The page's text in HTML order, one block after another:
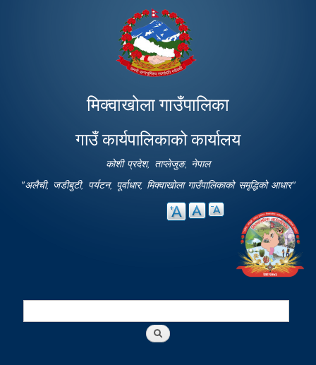
main
content
मिक्वाखोला गाउँपालिका
गाउँ कार्यपालिकाको कार्यालय
कोशी प्रदेश, ताप्लेजुङ, नेपाल
"अलैची, जडीबुटी, पर्यटन, पूर्वाधार, मिक्वाखोला गाउँपालिकाको समृद्धिको आधार"
Search